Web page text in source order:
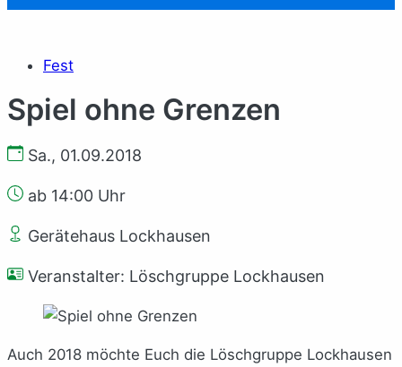
Fest
Spiel ohne Grenzen
Sa., 01.09.2018
ab 14:00 Uhr
Gerätehaus Lockhausen
Veranstalter: Löschgruppe Lockhausen
Auch 2018 möchte Euch die Löschgruppe Lockhausen